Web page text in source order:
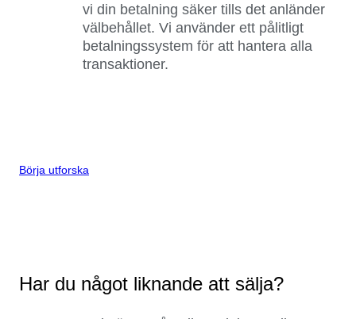
vi din betalning säker tills det anländer
välbehållet. Vi använder ett pålitligt
betalningssystem för att hantera alla
transaktioner.
Börja utforska
Har du något liknande att sälja?